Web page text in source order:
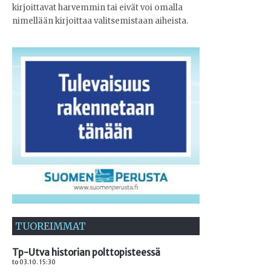
kirjoittavat harvemmin tai eivät voi omalla
nimellään kirjoittaa valitsemistaan aiheista.
TUOREIMMAT
Tp-Utva historian polttopisteessä
to 03.10. 15:30